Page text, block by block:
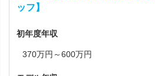
ッフ】
初年度年収
370万円～600万円